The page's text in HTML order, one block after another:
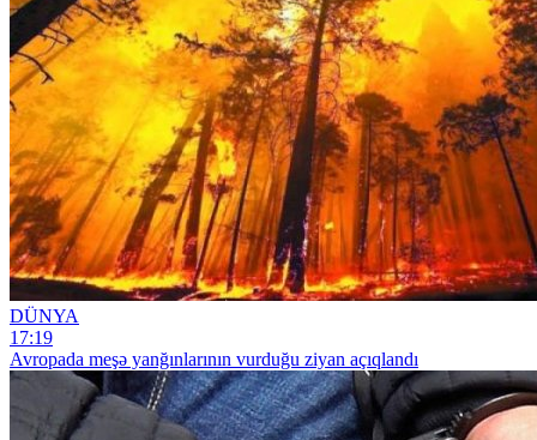
DÜNYA
17:19
Avropada meşə yanğınlarının vurduğu ziyan açıqlandı